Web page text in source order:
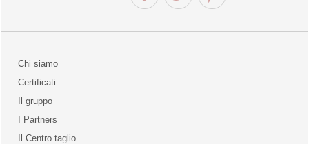
Chi siamo
qualità
Certificati
Il gruppo
I Partners
Il Centro taglio